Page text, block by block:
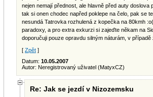
nejen nemají přednost, ale hlavně před auty
tak si onen chodec napřed poklepe na čelo, pak se
nesundá Tatrovka rozhulená z kopečka na 80kmh
paradoxy, a pro extra exkurzi si zajeďte někam na
doporučuji pouze opravdu silným náturám, v
[ Zpět ]
Datum: 10.05.2007
Autor: Neregistrovaný uživatel (MatyxCZ)
Re: Jak se jezdí v Nizozemsku